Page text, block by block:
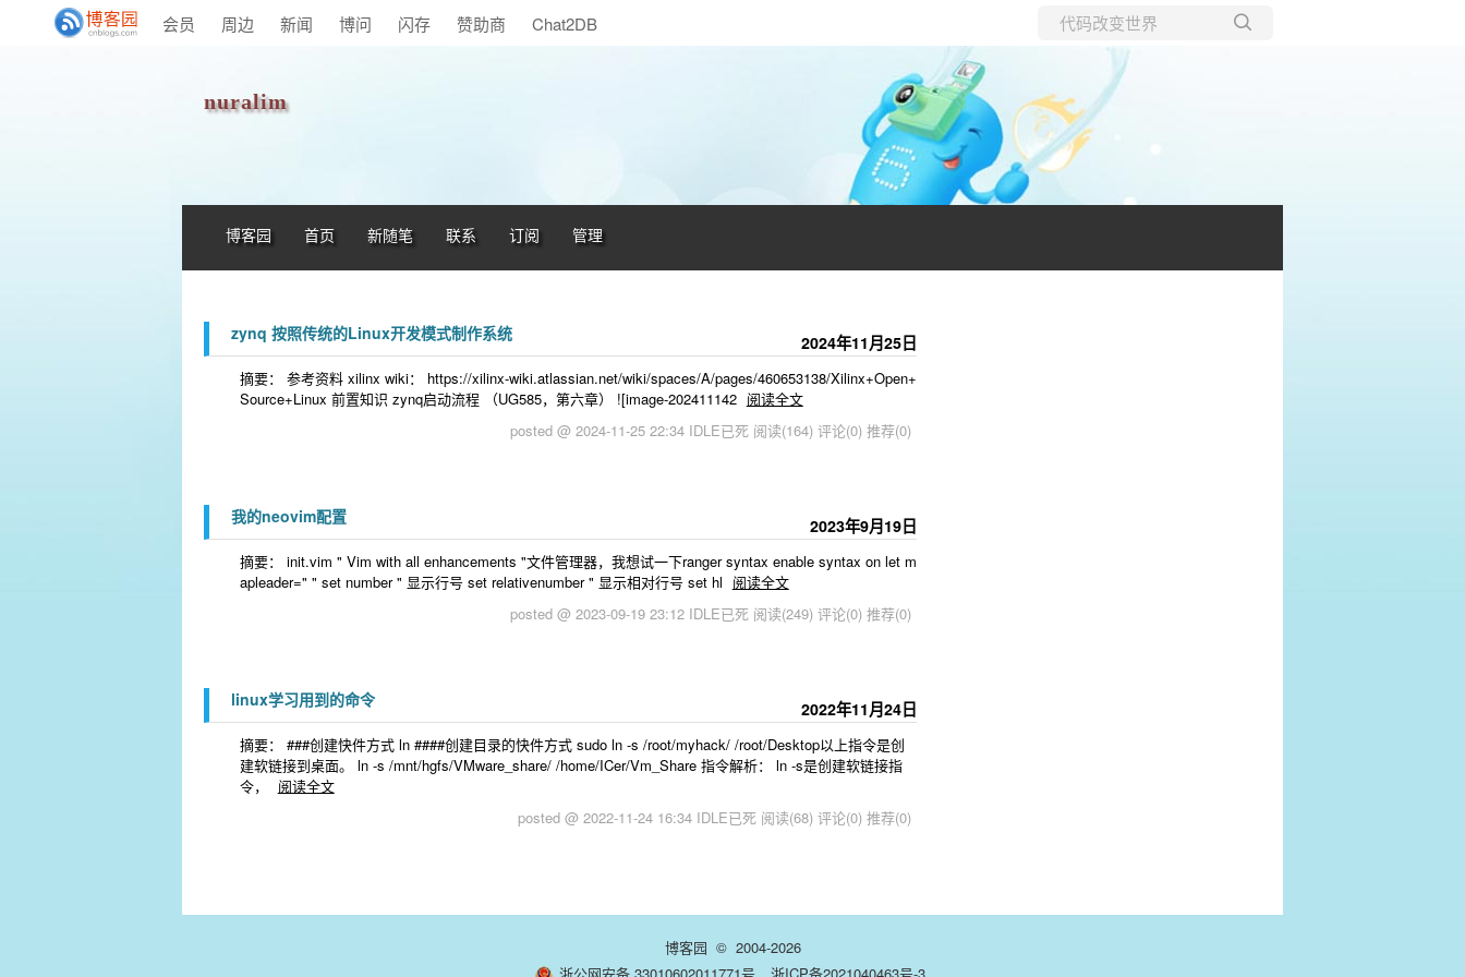
会员 周边 新闻 博问 闪存 赞助商 Chat2DB
nuralim
博客园 首页 新随笔 联系 订阅 管理
2024年11月25日
zynq 按照传统的Linux开发模式制作系统
摘要： 参考资料 xilinx wiki： https://xilinx-wiki.atlassian.net/wiki/spaces/A/pages/460653138/Xilinx+Open+
Source+Linux 前置知识 zynq启动流程 （UG585，第六章） ![image-202411142 阅读全文
posted @ 2024-11-25 22:34 IDLE已死 阅读(164) 评论(0) 推荐(0)
2023年9月19日
我的neovim配置
摘要： init.vim " Vim with all enhancements "文件管理器，我想试一下ranger syntax enable syntax on let m
apleader=" " set number " 显示行号 set relativenumber " 显示相对行号 set hl 阅读全文
posted @ 2023-09-19 23:12 IDLE已死 阅读(249) 评论(0) 推荐(0)
2022年11月24日
linux学习用到的命令
摘要： ###创建快件方式 ln ####创建目录的快件方式 sudo ln -s /root/myhack/ /root/Desktop以上指令是创
建软链接到桌面。 ln -s /mnt/hgfs/VMware_share/ /home/ICer/Vm_Share 指令解析： ln -s是创建软链接指
令，
阅读全文
posted @ 2022-11-24 16:34 IDLE已死 阅读(68) 评论(0) 推荐(0)
博客园 © 2004-2026